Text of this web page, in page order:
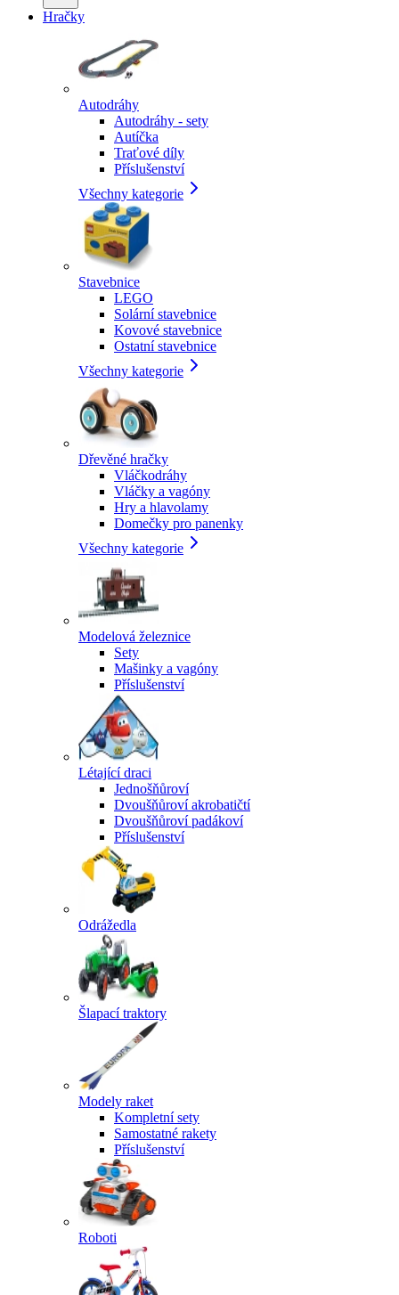
Hračky
Autodráhy
Autodráhy - sety
Autíčka
Traťové díly
Příslušenství
Všechny kategorie
Stavebnice
LEGO
Solární stavebnice
Kovové stavebnice
Ostatní stavebnice
Všechny kategorie
Dřevěné hračky
Vláčkodráhy
Vláčky a vagóny
Hry a hlavolamy
Domečky pro panenky
Všechny kategorie
Modelová železnice
Sety
Mašinky a vagóny
Příslušenství
Létající draci
Jednošňůroví
Dvoušňůroví akrobatičtí
Dvoušňůroví padákoví
Příslušenství
Odrážedla
Šlapací traktory
Modely raket
Kompletní sety
Samostatné rakety
Příslušenství
Roboti